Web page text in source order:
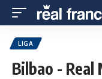
LIGA
Bilbao - Real